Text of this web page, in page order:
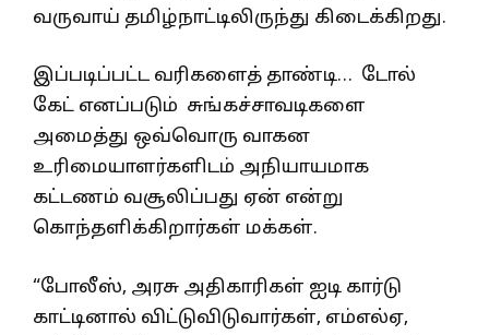
வருவாய் தமிழ்நாட்டிலிருந்து கிடைக்கிறது.
இப்படிப்பட்ட வரிகளைத் தாண்டி… டோல்
கேட் எனப்படும் சுங்கச்சாவடிகளை
அமைத்து ஒவ்வொரு வாகன
உரிமையாளர்களிடம் அநியாயமாக
கட்டணம் வசூலிப்பது ஏன் என்று
கொந்தளிக்கிறார்கள் மக்கள்.
“போலீஸ், அரசு அதிகாரிகள் ஐடி கார்டு
காட்டினால் விட்டுவிடுவார்கள், எம்எல்ஏ,